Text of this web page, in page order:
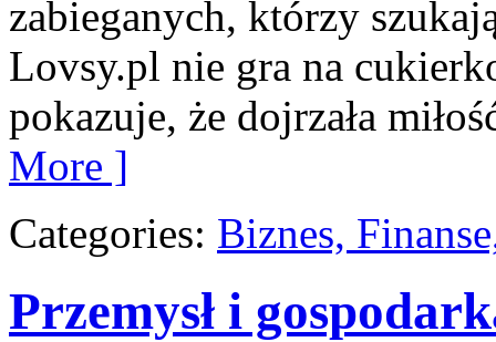
zabieganych, którzy
Lovsy.pl nie gra na
pokazuje, że dojrzała
More ]
Categories: Biznes,
Przemysł i